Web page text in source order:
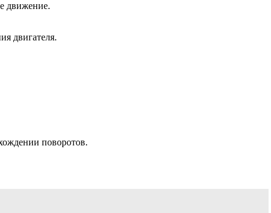
движение.
двигателя.
поворотов.